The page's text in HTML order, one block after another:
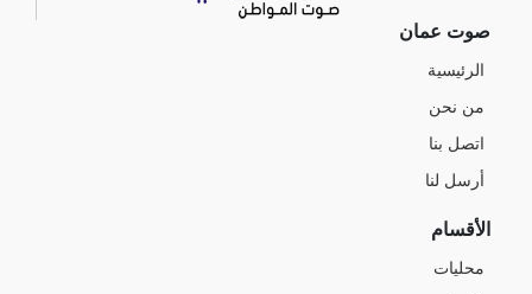
صوت عمان
الرئيسية
من نحن
اتصل بنا
أرسل لنا
الأقسام
محليات